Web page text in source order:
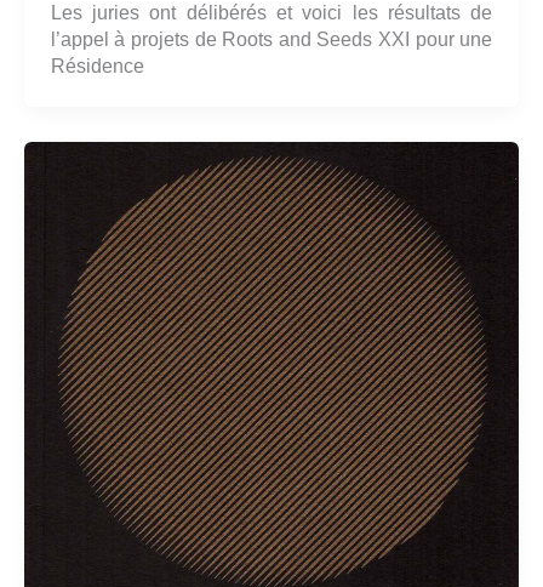
Les juries ont délibérés et voici les résultats de
l’appel à projets de Roots and Seeds XXI pour une
Résidence